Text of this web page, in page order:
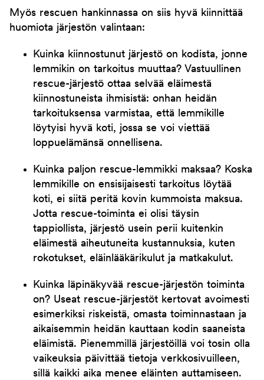
Myös rescuen hankinnassa on siis hyvä kiinnittää
huomiota järjestön valintaan:
Kuinka kiinnostunut järjestö on kodista, jonne
lemmikin on tarkoitus muuttaa? Vastuullinen
rescue-järjestö ottaa selvää eläimestä
kiinnostuneista ihmisistä: onhan heidän
tarkoituksensa varmistaa, että lemmikille
löytyisi hyvä koti, jossa se voi viettää
loppuelämänsä onnellisena.
Kuinka paljon rescue-lemmikki maksaa? Koska
lemmikille on ensisijaisesti tarkoitus löytää
koti, ei siitä peritä kovin kummoista maksua.
Jotta rescue-toiminta ei olisi täysin
tappiollista, järjestö usein perii kuitenkin
eläimestä aiheutuneita kustannuksia, kuten
rokotukset, eläinlääkärikulut ja matkakulut.
Kuinka läpinäkyvää rescue-järjestön toiminta
on? Useat rescue-järjestöt kertovat avoimesti
esimerkiksi riskeistä, omasta toiminnastaan ja
aikaisemmin heidän kauttaan kodin saaneista
eläimistä. Pienemmillä järjestöillä voi tosin olla
vaikeuksia päivittää tietoja verkkosivuilleen,
sillä kaikki aika menee eläinten auttamiseen.